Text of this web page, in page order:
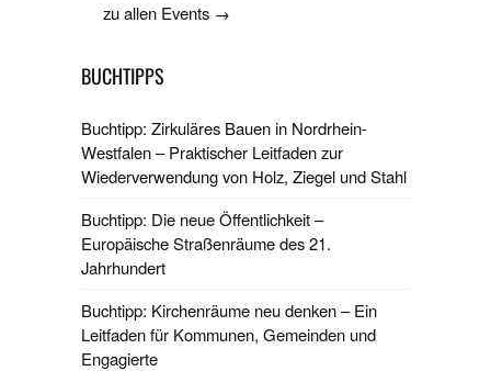
zu allen Events →
BUCHTIPPS
Buchtipp: Zirkuläres Bauen in Nordrhein-
Westfalen – Praktischer Leitfaden zur
Wiederverwendung von Holz, Ziegel und Stahl
Buchtipp: Die neue Öffentlichkeit –
Europäische Straßenräume des 21.
Jahrhundert
Buchtipp: Kirchenräume neu denken – Ein
Leitfaden für Kommunen, Gemeinden und
Engagierte